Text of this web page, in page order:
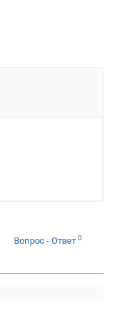
Вопрос - Ответ 0